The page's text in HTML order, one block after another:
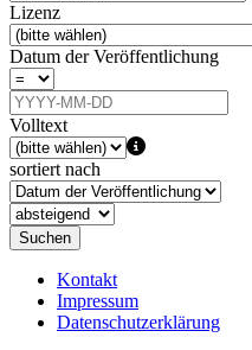
Lizenz
Datum der Veröffentlichung
Volltext
sortiert nach
Suchen
Kontakt
Impressum
Datenschutzerklärung